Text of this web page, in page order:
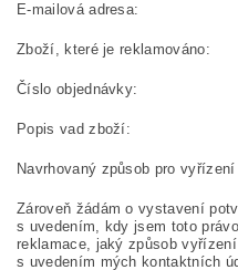
E-mailová adresa:
Zboží, které je reklamováno:
Číslo objednávky:
Popis vad zboží:
Navrhovaný způsob pro
Zároveň žádám o vystavení
s uvedením, kdy jsem toto
reklamace, jaký způsob
s uvedením mých kontaktních